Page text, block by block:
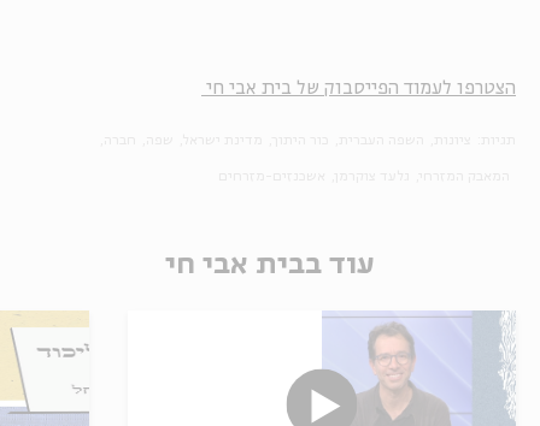
הצטרפו לעמוד הפייסבוק של בית אבי חי
עוד בבית אבי חי